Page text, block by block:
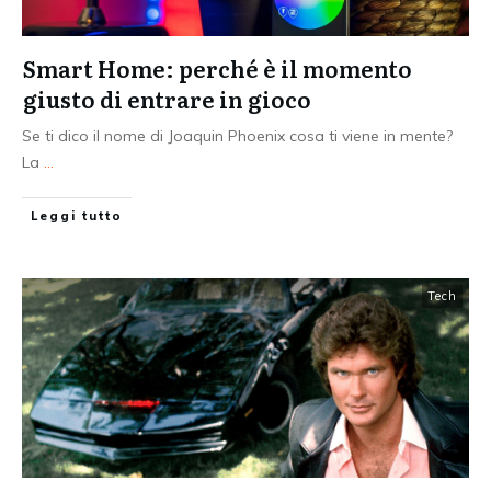
Smart Home: perché è il momento
giusto di entrare in gioco
Se ti dico il nome di Joaquin Phoenix cosa ti viene in mente?
La ...
Leggi tutto
Tech